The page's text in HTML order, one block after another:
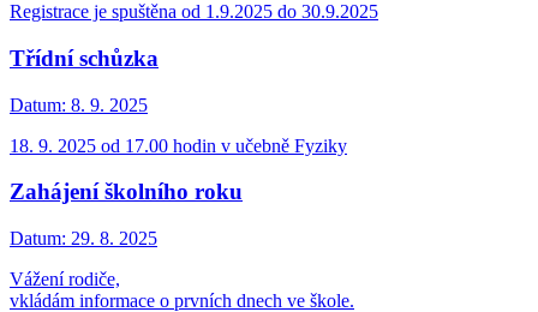
Registrace je spuštěna od 1.9.2025 do 30.9.2025
Třídní schůzka
Datum: 8. 9. 2025
18. 9. 2025 od 17.00 hodin v učebně Fyziky
Zahájení školního roku
Datum: 29. 8. 2025
Vážení rodiče,
vkládám informace o prvních dnech ve škole.